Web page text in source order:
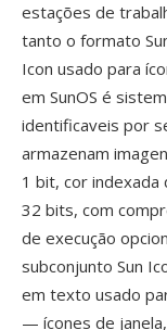
estações de
tanto o formato
Icon usado para
em SunOS é
identificaveis por
armazenam
1 bit, cor indexada
32 bits, com
de execução
subconjunto Sun
em texto usado
— ícones de